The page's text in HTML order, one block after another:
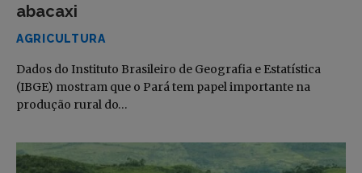
abacaxi
AGRICULTURA
Dados do Instituto Brasileiro de Geografia e Estatística
(IBGE) mostram que o Pará tem papel importante na
produção rural do…